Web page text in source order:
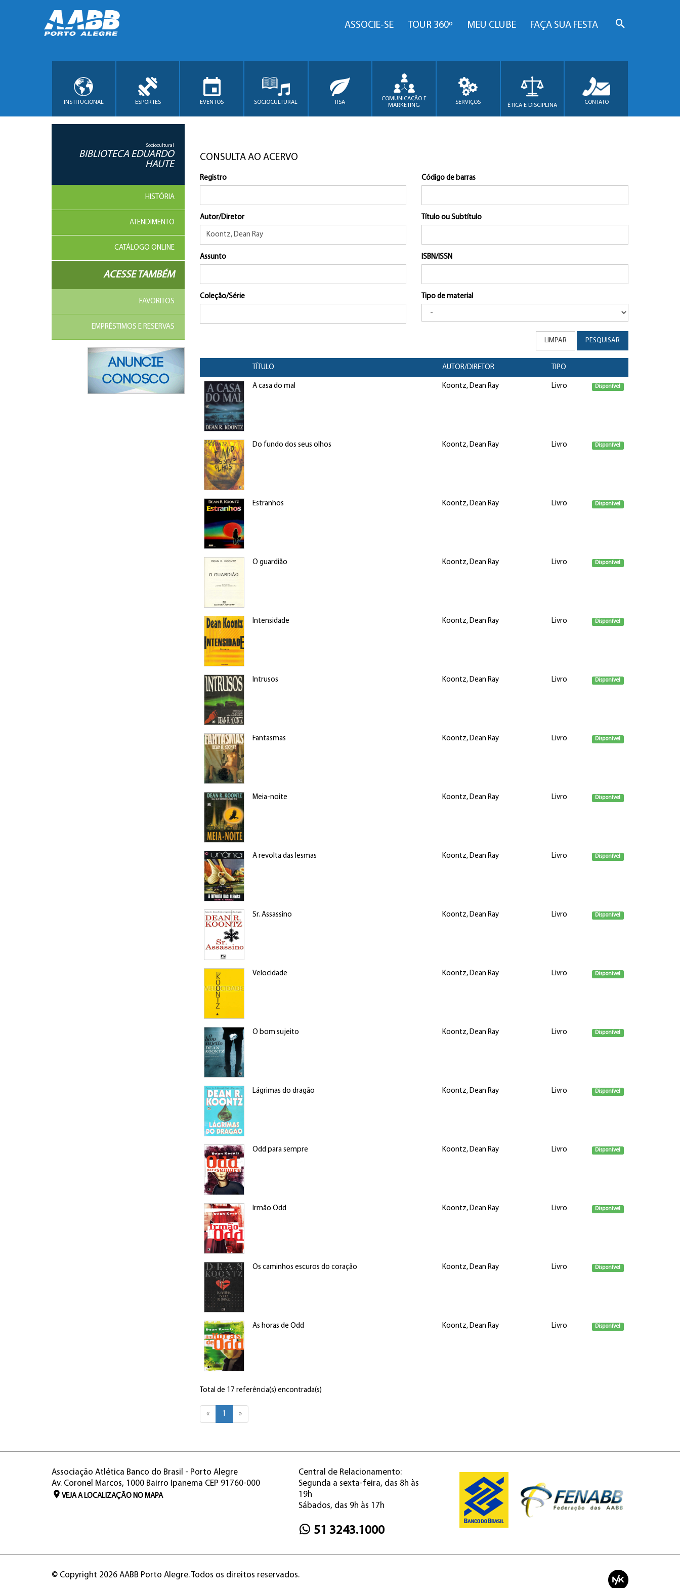
ASSOCIE-SE TOUR 360º MEU CLUBE FAÇA SUA FESTA
INSTITUCIONAL ESPORTES EVENTOS SOCIOCULTURAL RSA
COMUNICAÇÃO E
MARKETING
SERVIÇOS ÉTICA E DISCIPLINA CONTATO
Sociocultural
BIBLIOTECA EDUARDO
HAUTE
HISTÓRIA
ATENDIMENTO
CATÁLOGO ONLINE
ACESSE TAMBÉM
FAVORITOS
EMPRÉSTIMOS E RESERVAS
CONSULTA AO ACERVO
Registro Código de barras
Autor/Diretor Título ou Subtítulo
Assunto ISBN/ISSN
Coleção/Série Tipo de material
LIMPAR PESQUISAR
TÍTULO AUTOR/DIRETOR TIPO
A casa do mal Koontz, Dean Ray Livro Disponível
Do fundo dos seus olhos Koontz, Dean Ray Livro Disponível
Estranhos Koontz, Dean Ray Livro Disponível
O guardião Koontz, Dean Ray Livro Disponível
Intensidade Koontz, Dean Ray Livro Disponível
Intrusos Koontz, Dean Ray Livro Disponível
Fantasmas Koontz, Dean Ray Livro Disponível
Meia-noite Koontz, Dean Ray Livro Disponível
A revolta das lesmas Koontz, Dean Ray Livro Disponível
Sr. Assassino Koontz, Dean Ray Livro Disponível
Velocidade Koontz, Dean Ray Livro Disponível
O bom sujeito Koontz, Dean Ray Livro Disponível
Lágrimas do dragão Koontz, Dean Ray Livro Disponível
Odd para sempre Koontz, Dean Ray Livro Disponível
Irmão Odd Koontz, Dean Ray Livro Disponível
Os caminhos escuros do coração Koontz, Dean Ray Livro Disponível
As horas de Odd Koontz, Dean Ray Livro Disponível
Total de 17 referência(s) encontrada(s)
« 1 »
Associação Atlética Banco do Brasil - Porto Alegre
Av. Coronel Marcos, 1000 Bairro Ipanema CEP 91760-000
VEJA A LOCALIZAÇÃO NO MAPA
Central de Relacionamento:
Segunda a sexta-feira, das 8h às
19h
Sábados, das 9h às 17h
51 3243.1000
© Copyright 2026 AABB Porto Alegre. Todos os direitos reservados.